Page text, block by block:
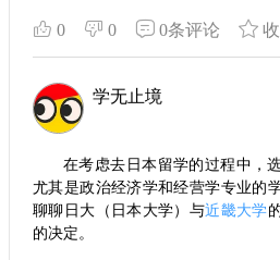
本，这个专业的就业市场相对良好
学校选择：近畿大学
学校。相较之下，近畿大学的综合
合学术追求较为严格的学生。而大
高，资源和人脉网络也更广泛。但
境更像传统大学，各类设施相对集
0 0 0条评论
学无止境
在考虑去日本留学的过程中，
尤其是政治经济学和经营学专业的
聊聊日大（日本大学）与近畿大学
的决定。